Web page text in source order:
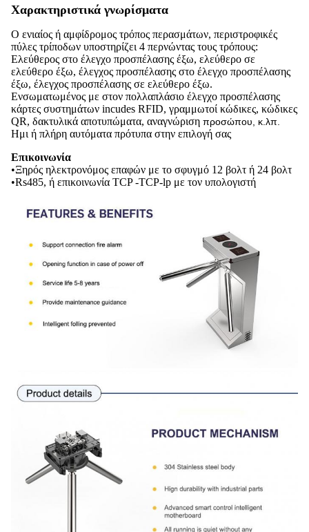
Χαρακτηριστικά γνωρίσματα
Ο ενιαίος ή αμφίδρομος τρόπος περασμάτων, περιστροφικές
πύλες τρίποδων υποστηρίζει 4 περνώντας τους τρόπους:
Ελεύθερος στο έλεγχο προσπέλασης έξω, ελεύθερο σε
ελεύθερο έξω, έλεγχος προσπέλασης στο έλεγχο προσπέλασης
έξω, έλεγχος προσπέλασης σε ελεύθερο έξω.
Ενσωματωμένος με στον πολλαπλάσιο έλεγχο προσπέλασης
κάρτες συστημάτων incudes RFID, γραμμωτοί κώδικες, κώδικες
QR, δακτυλικά αποτυπώματα, αναγνώριση προσώπου, κ.λπ.
Ημι ή πλήρη αυτόματα πρότυπα στην επιλογή σας
Επικοινωνία
•Ξηρός ηλεκτρονόμος επαφών με το σφυγμό 12 βολτ ή 24 βολτ
•Rs485, ή επικοινωνία TCP -TCP-lp με τον υπολογιστή